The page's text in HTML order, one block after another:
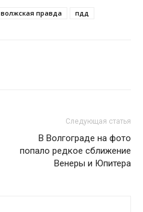
волжская правда пдд
Следующая статья
В Волгограде на фото
попало редкое сближение
Венеры и Юпитера